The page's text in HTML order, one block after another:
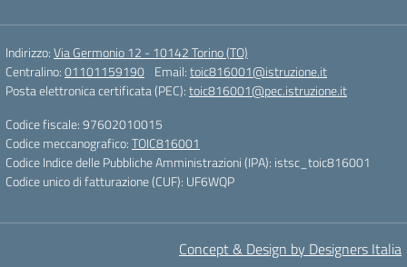
Indirizzo:Via Germonio 12 - 10142 Torino (TO)
Centralino:01101159190 Email:toic816001@istruzione.it
Posta elettronica certificata (PEC):toic816001@pec.istruzione.it
Codice fiscale: 97602010015
Codice meccanografico:TOIC816001
Codice Indice delle Pubbliche Amministrazioni (IPA): istsc_toic816001
Codice unico di fatturazione (CUF): UF6WQP
Concept & Design by Designers Italia